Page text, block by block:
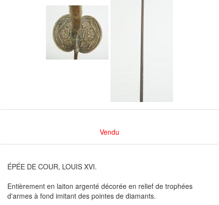
Vendu
ÉPÉE DE COUR, LOUIS XVI.
Entièrement en laiton argenté décorée en relief de trophées
d'armes à fond imitant des pointes de diamants.